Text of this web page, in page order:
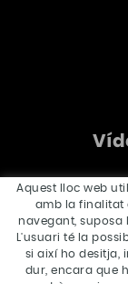
Aquest lloc web
amb la finalitat
navegant, suposa
L'usuari té la
si així ho desitja,
dur, encara que